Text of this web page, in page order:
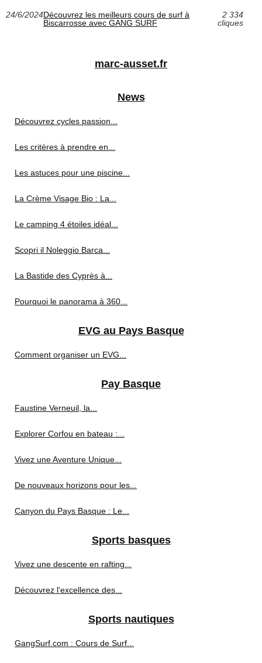
24/6/2024Découvrez les meilleurs cours de surf à
Biscarrosse avec GANG SURF
2 334
cliques
marc-ausset.fr
News
Découvrez cycles passion...
Les critères à prendre en...
Les astuces pour une piscine...
La Crème Visage Bio : La...
Le camping 4 étoiles idéal...
Scopri il Noleggio Barca...
La Bastide des Cyprès à...
Pourquoi le panorama à 360...
EVG au Pays Basque
Comment organiser un EVG...
Pay Basque
Faustine Verneuil, la...
Explorer Corfou en bateau :...
Vivez une Aventure Unique...
De nouveaux horizons pour les...
Canyon du Pays Basque : Le...
Sports basques
Vivez une descente en rafting...
Découvrez l'excellence des...
Sports nautiques
GangSurf.com : Cours de Surf...